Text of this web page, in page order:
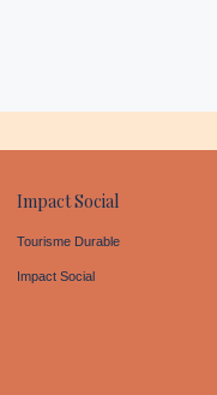
Impact Social
Tourisme Durable
Impact Social